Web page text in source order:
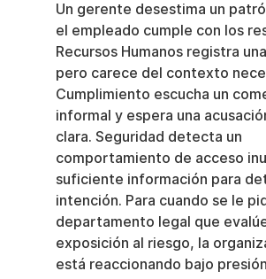
Un gerente desestima un
el empleado cumple con los
Recursos Humanos registra
pero carece del contexto
Cumplimiento escucha un
informal y espera una
clara. Seguridad detecta un
comportamiento de acceso
suficiente información para
intención. Para cuando se le
departamento legal que
exposición al riesgo, la
está reaccionando bajo